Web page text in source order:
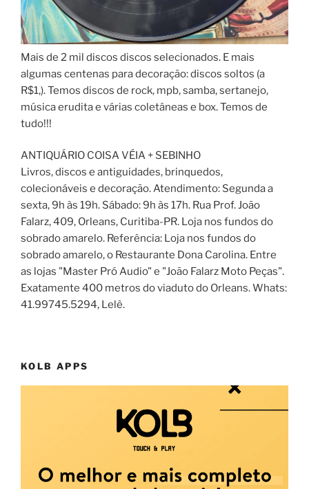
Mais de 2 mil discos discos selecionados. E mais
algumas centenas para decoração: discos soltos (a
R$1,). Temos discos de rock, mpb, samba, sertanejo,
música erudita e várias coletâneas e box. Temos de
tudo!!!
ANTIQUÁRIO COISA VÉIA + SEBINHO
Livros, discos e antiguidades, brinquedos,
colecionáveis e decoração. Atendimento: Segunda a
sexta, 9h às 19h. Sábado: 9h às 17h. Rua Prof. João
Falarz, 409, Orleans, Curitiba-PR. Loja nos fundos do
sobrado amarelo. Referência: Loja nos fundos do
sobrado amarelo, o Restaurante Dona Carolina. Entre
as lojas "Master Pró Audio" e "João Falarz Moto Peças".
Exatamente 400 metros do viaduto do Orleans. Whats:
41.99745.5294, Lelê.
KOLB APPS